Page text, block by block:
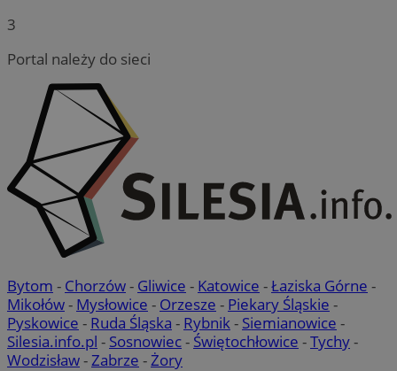
3
Portal należy do sieci
Bytom - Chorzów- Gliwice - Katowice -Łaziska Górne -
Mikołów- Mysłowice - Orzesze - Piekary Śląskie -
Pyskowice - Ruda Śląska - Rybnik- Siemianowice -
Silesia.info.pl - Sosnowiec- Świętochłowice -Tychy-
Wodzisław-Zabrze -Żory